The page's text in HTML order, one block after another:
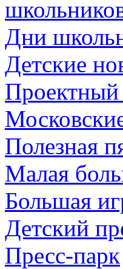
Дни
Детские
Проектный
Полезная
Малая
Большая
Детский
Пресс-парк